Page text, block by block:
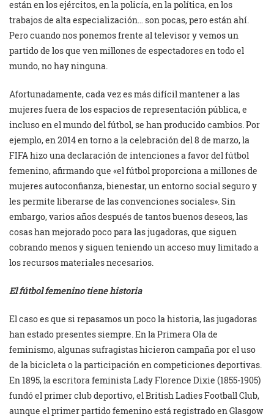
están en los ejércitos, en la policía, en la política, en los
trabajos de alta especialización… son pocas, pero están ahí.
Pero cuando nos ponemos frente al televisor y vemos un
partido de los que ven millones de espectadores en todo el
mundo, no hay ninguna.
Afortunadamente, cada vez es más difícil mantener a las
mujeres fuera de los espacios de representación pública, e
incluso en el mundo del fútbol, se han producido cambios. Por
ejemplo, en 2014 en torno a la celebración del 8 de marzo, la
FIFA hizo una declaración de intenciones a favor del fútbol
femenino, afirmando que «el fútbol proporciona a millones de
mujeres autoconfianza, bienestar, un entorno social seguro y
les permite liberarse de las convenciones sociales». Sin
embargo, varios años después de tantos buenos deseos, las
cosas han mejorado poco para las jugadoras, que siguen
cobrando menos y siguen teniendo un acceso muy limitado a
los recursos materiales necesarios.
El fútbol femenino tiene historia
El caso es que si repasamos un poco la historia, las jugadoras
han estado presentes siempre. En la Primera Ola de
feminismo, algunas sufragistas hicieron campaña por el uso
de la bicicleta o la participación en competiciones deportivas.
En 1895, la escritora feminista Lady Florence Dixie (1855-1905)
fundó el primer club deportivo, el British Ladies Football Club,
aunque el primer partido femenino está registrado en Glasgow